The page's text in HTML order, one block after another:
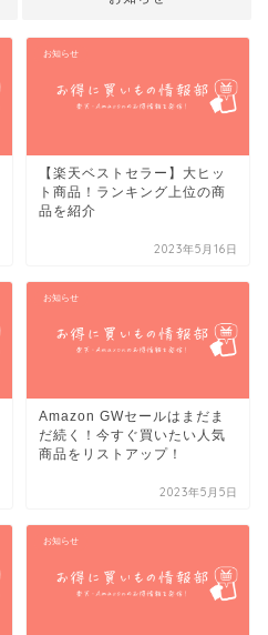
お知らせ
【楽天ベストセラー】大ヒッ
ト商品！ランキング上位の商
品を紹介
2023年5月16日
お知らせ
Amazon GWセールはまだま
だ続く！今すぐ買いたい人気
商品をリストアップ！
2023年5月5日
お知らせ